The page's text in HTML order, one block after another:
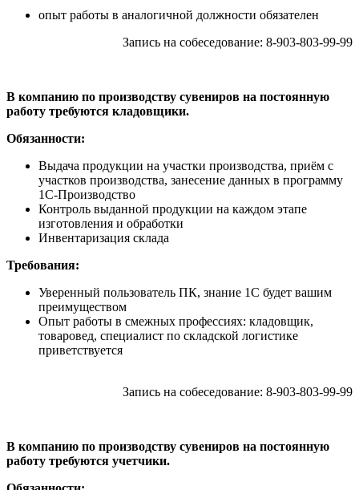
опыт работы в аналогичной должности обязателен
Запись на собеседование: 8-903-803-99-99
В компанию по производству сувениров на постоянную
работу требуются кладовщики.
Обязанности:
Выдача продукции на участки производства, приём с
участков производства, занесение данных в программу
1С-Производство
Контроль выданной продукции на каждом этапе
изготовления и обработки
Инвентаризация склада
Требования:
Уверенный пользователь ПК, знание 1С будет вашим
преимуществом
Опыт работы в смежных профессиях: кладовщик,
товаровед, специалист по складской логистике
приветствуется
Запись на собеседование: 8-903-803-99-99
В компанию по производству сувениров на постоянную
работу требуются учетчики.